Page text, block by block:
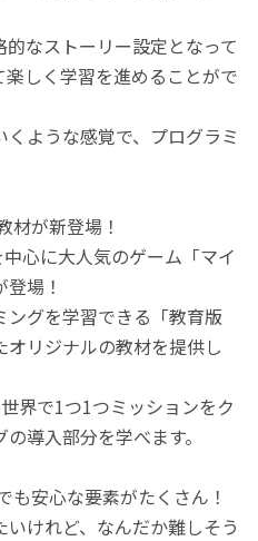
なストーリー設定となって
しく学習を進めることがで
ような感覚で、プログラミ
が新登場！
心に大人気のゲーム「マイ
場！
グを学習できる「教育版
リジナルの教材を提供し
界で1つ1つミッションをク
導入部分を学べます。
安心な要素がたくさん！
いけれど、なんだか難しそう